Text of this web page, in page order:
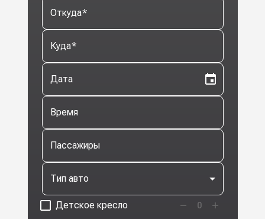
Откуда*
Куда*
Дата
Время
Пассажиры
Тип авто
Детское кресло 0